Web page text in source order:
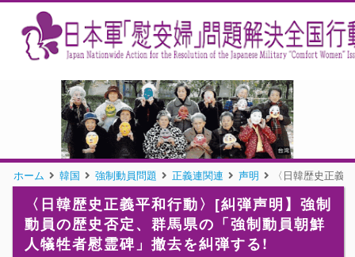
ホーム 韓国 強制動員問題 正義連関連 声明 〈日韓歴史正義
〈日韓歴史正義平和行動〉[糾弾声明】強制
動員の歴史否定、群馬県の「強制動員朝鮮
人犠牲者慰霊碑」撤去を糾弾する!